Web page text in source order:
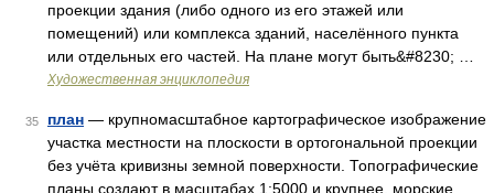
проекции здания (либо одного из его этажей или
помещений) или комплекса зданий, населённого пункта
или отдельных его частей. На плане могут быть&#8230; …
Художественная энциклопедия
35 план — крупномасштабное картографическое изображение
участка местности на плоскости в ортогональной проекции
без учёта кривизны земной поверхности. Топографические
планы создают в масштабах 1:5000 и крупнее, морские